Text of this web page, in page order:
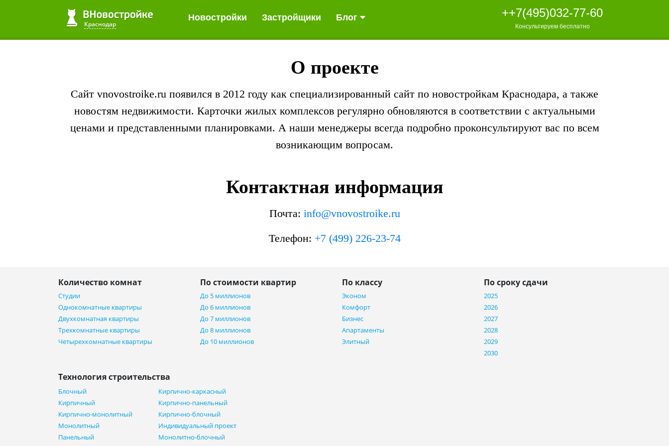
Краснодар
Новостройки Застройщики Блог ++7(495)032-77-60
Консультируем бесплатно
Краснодар
Новостройки Застройщики Блог ++7(495)032-77-60
Консультируем бесплатно
О проекте
Сайт vnovostroike.ru появился в 2012 году как специализированный сайт по новостройкам Краснодара, а также
новостям недвижимости. Карточки жилых комплексов регулярно обновляются в соответствии с актуальными
ценами и представленными планировками. А наши менеджеры всегда подробно проконсультируют вас по всем
возникающим вопросам.
Контактная информация
Почта: info@vnovostroike.ru
Телефон: +7 (499) 226-23-74
Количество комнат
Студии
Однокомнатные квартиры
Двухкомнатная квартиры
Трехкомнатные квартиры
Четырехкомнатные квартиры
По стоимости квартир
До 5 миллионов
До 6 миллионов
До 7 миллионов
До 8 миллионов
До 10 миллионов
По классу
Эконом
Комфорт
Бизнес
Апартаменты
Элитный
По сроку сдачи
2025
2026
2027
2028
2029
2030
Технология строительства
Блочный
Кирпичный
Кирпично-монолитный
Монолитный
Панельный
Кирпично-каркасный
Кирпично-панельный
Кирпично-блочный
Индивидуальный проект
Монолитно-блочный